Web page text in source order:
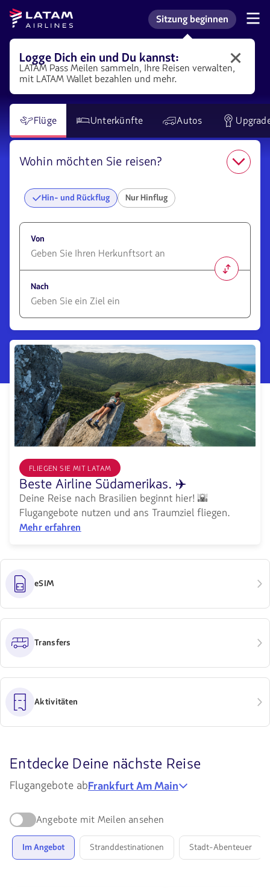
Zum
Menü
springen.
Zum
Hauptinhalt
springen.
Zur
Kasse
springen
Navigation
Benutzerbereich.
Latam
Airlines
Mich bei meinem LATAM-
Sitzung beginnen
Logge
Dich
bei
LATAM
ein,
um
von
verschiedenen
zu
Logge Dich ein und Du kannst:
LATAM PassMeilen sammeln, Ihre Reisen verwalten,
mit LATAM Wallet bezahlen und mehr.
Flüge Unterkünfte Autos
Wohin möchten Sie reisen?
Hin- und Rückflug Nur Hinflug
Von
opciones
disponibles.
Usa
las
teclas
de
flechas
para
navegar
Nach
opciones
disponibles.
Usa
las
teclas
de
flechas
para
navegar
FLIEGEN SIE MIT LATAM
Beste Airline Südamerikas. ✈️
Deine Reise nach Brasilien beginnt hier! 🌇
Flugangebote nutzen und ans Traumziel fliegen.
Mehr erfahren
eSIM
Transfers
Aktivitäten
Entdecke Deine nächste Reise
Finde
Angebote
für
Flugangebote abFrankfurt Am Main
Angebote mit Meilen ansehen
Im Angebot Stranddestinationen Stadt-Abenteuer